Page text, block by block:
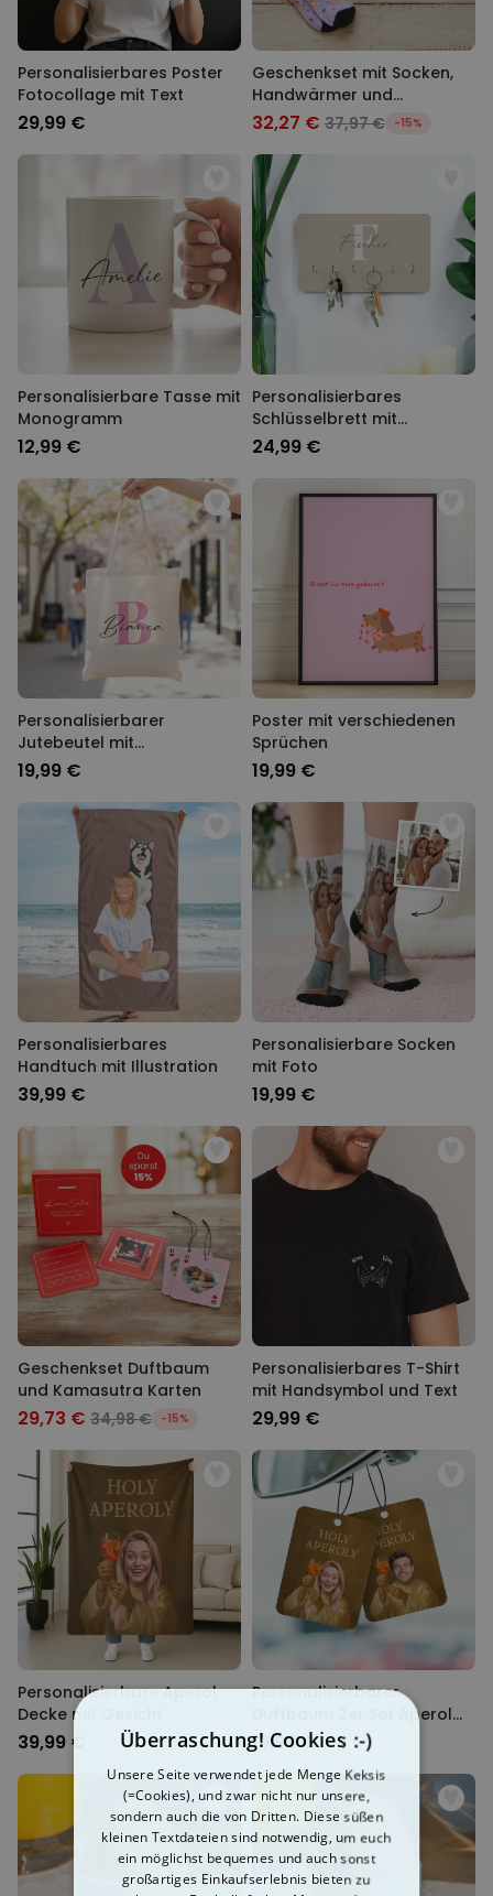
Personalisierbares Poster
Fotocollage mit Text
29,99 €
Geschenkset mit Socken,
Handwärmer und
Badekonfetti
32,27 € 37,97 € -15%
Personalisierbare Tasse mit
Monogramm
12,99 €
Personalisierbares
Schlüsselbrett mit
Monogramm
24,99 €
Personalisierbarer
Jutebeutel mit
Monogramm
19,99 €
Poster mit verschiedenen
Sprüchen
19,99 €
Personalisierbares
Handtuch mit Illustration
39,99 €
Personalisierbare Socken
mit Foto
19,99 €
Geschenkset Duftbaum
und Kamasutra Karten
29,73 € 34,98 € -15%
Personalisierbares T-Shirt
mit Handsymbol und Text
29,99 €
Personalisierbare Aperol
Decke mit Gesicht
39,99 €
Personalisierbarer
Duftbaum 2er Set Aperol
mit Gesicht
19,99 €
Überraschung! Cookies :-)
Unsere Seite verwendet jede Menge Keksis
(=Cookies), und zwar nicht nur unsere,
sondern auch die von Dritten. Diese süßen
kleinen Textdateien sind notwendig, um euch
ein möglichst bequemes und auch sonst
großartiges Einkaufserlebnis bieten zu